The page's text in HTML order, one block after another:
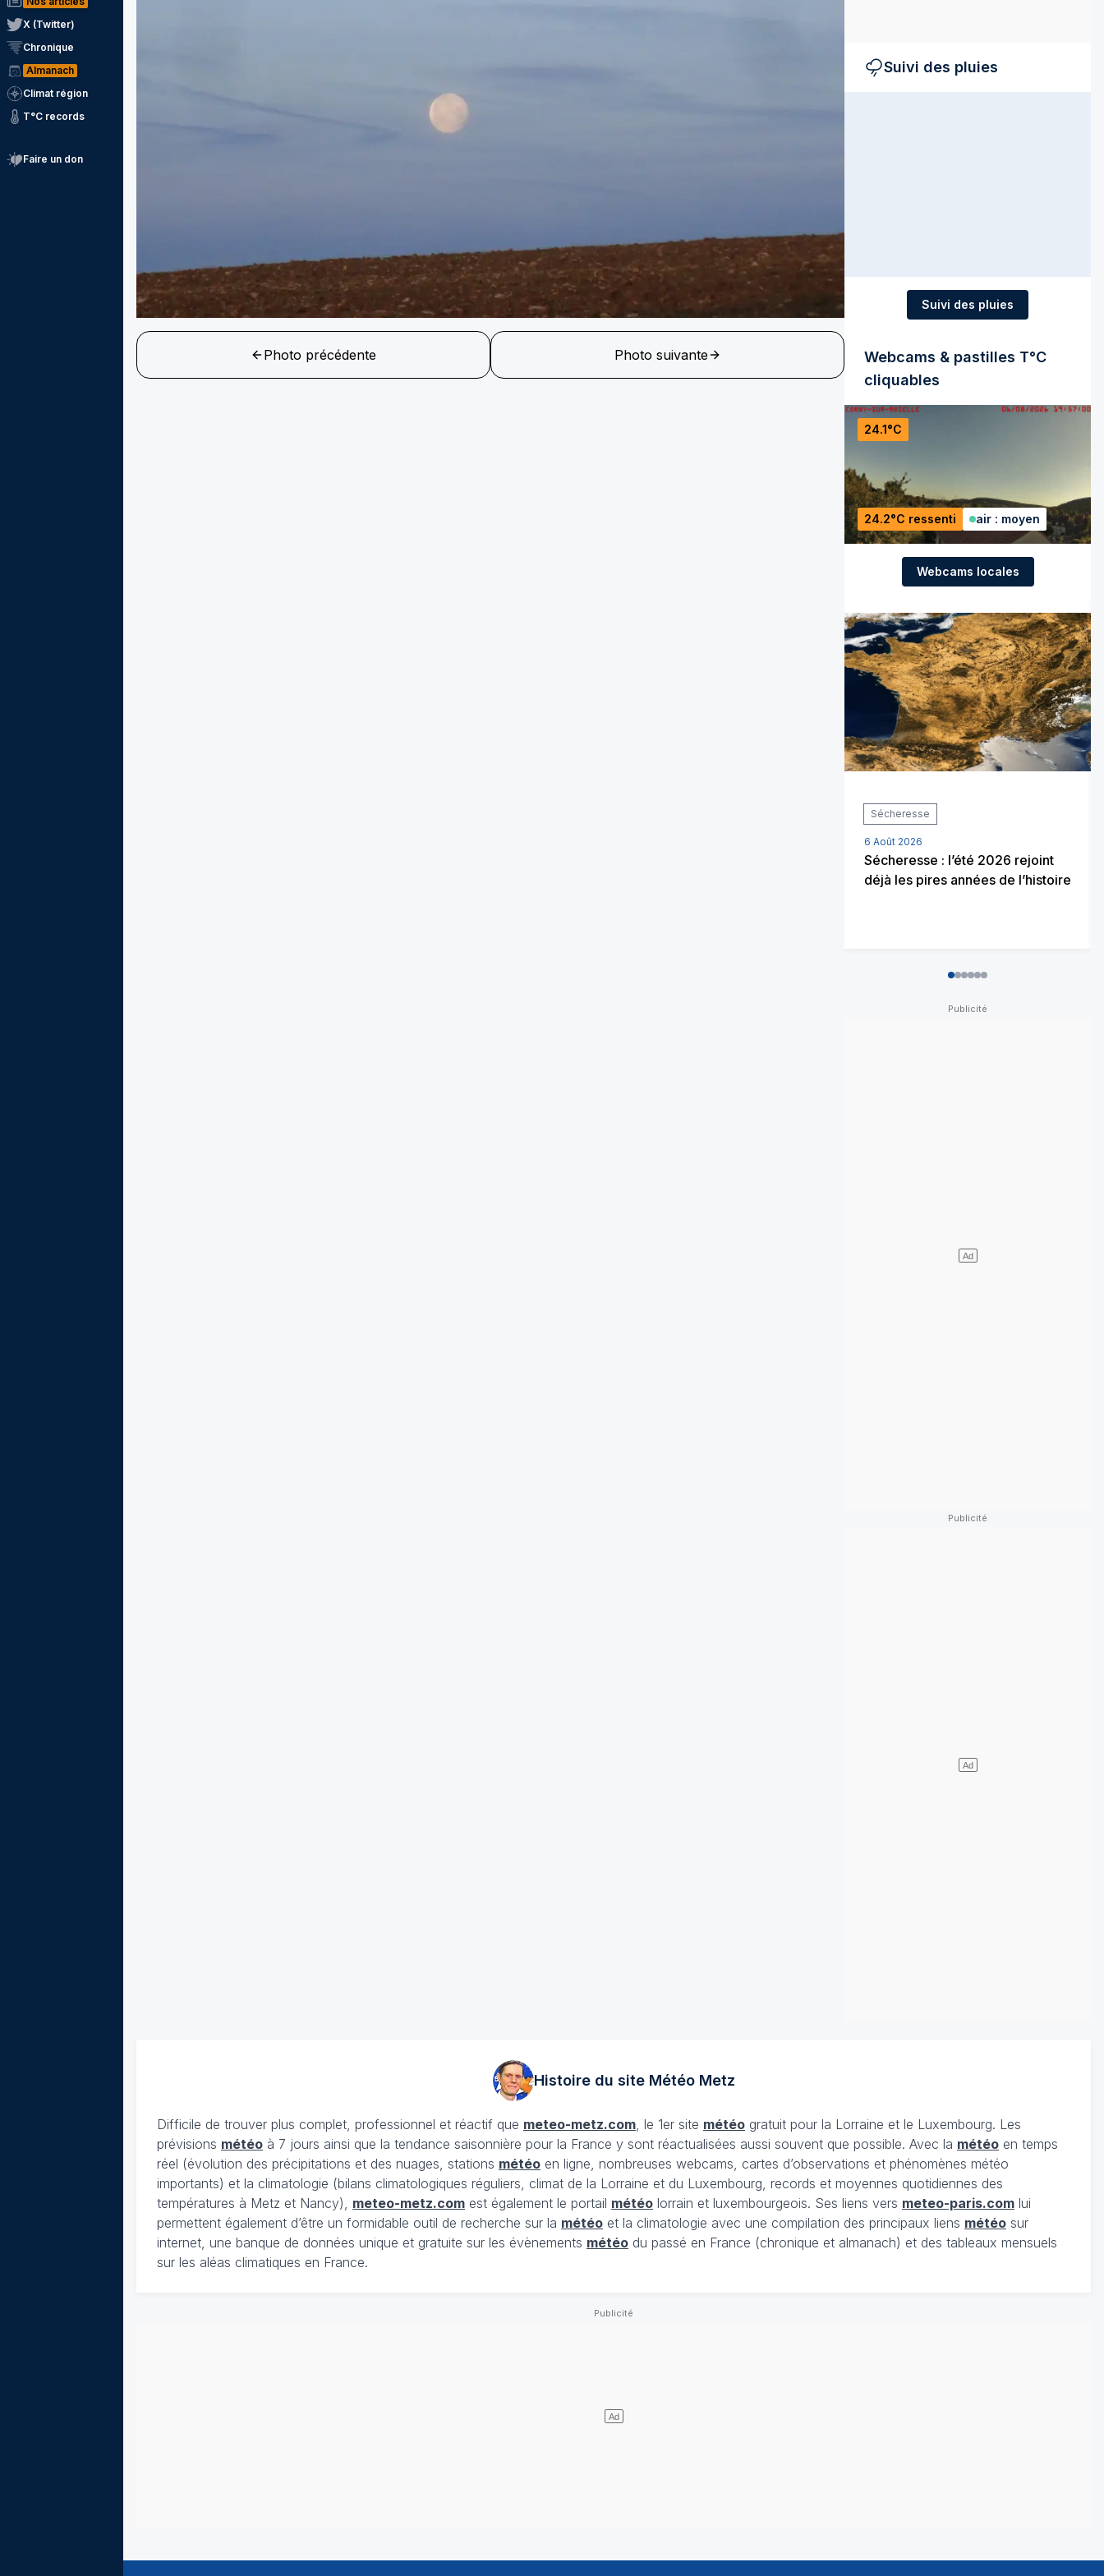
X (Twitter)
Chronique
Almanach
Climat région
T°C records
Faire un don
Photo précédente Photo suivante
Suivi des pluies
Suivi des pluies
Webcams & pastilles T°C
cliquables
24.1°C
24.2°C ressenti air : moyen
Webcams locales
Sécheresse
6 Août 2026
Sécheresse : l’été 2026 rejoint
déjà les pires années de l’histoire
012345
Histoire du site MétéoMetz
Difficile de trouver plus complet, professionnel et réactif que meteo-metz.com , le 1er site météo gratuit pour la Lorraine et le Luxembourg. Les
prévisions météo à 7 jours ainsi que la tendance saisonnière pour la France y sont réactualisées aussi souvent que possible. Avec la météo en temps
réel (évolution des précipitations et des nuages, stations météo en ligne, nombreuses webcams, cartes d’observations et phénomènes météo
importants) et la climatologie (bilans climatologiques réguliers, climat de la Lorraine et du Luxembourg, records et moyennes quotidiennes des
températures à Metz et Nancy), meteo-metz.com est également le portail météo lorrain et luxembourgeois. Ses liens vers meteo-paris.com lui
permettent également d’être un formidable outil de recherche sur la météo et la climatologie avec une compilation des principaux liens météo sur
internet, une banque de données unique et gratuite sur les évènements météo du passé en France (chronique et almanach) et des tableaux mensuels
sur les aléas climatiques en France.